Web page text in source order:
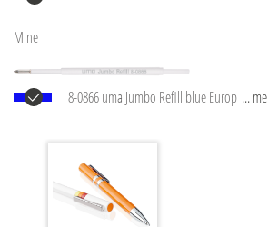
Mine
8-0866 uma Jumbo Refill blue
Schreibspitze und Wolfram-Karbid-Kugel
Schreibleistung: ca. 2.500 m. Deutsche
von Dokumental
dokumentenecht.
...